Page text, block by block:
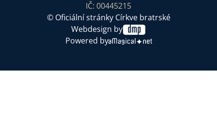
IČ: 00445215
© Oficiální stránky Církve bratrské
Webdesign by
Powered by